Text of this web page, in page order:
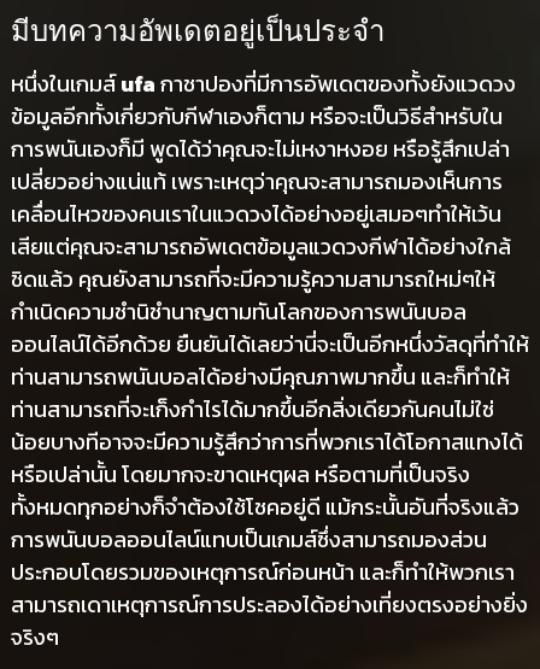
มีบทความอัพเดตอยู่เป็นประจำ
หนึ่งในเกมส์ufaกาชาปองที่มีการอัพเดตของทั้งยังแวดวง
ข้อมูลอีกทั้งเกี่ยวกับกีฬาเองก็ตาม หรือจะเป็นวิธีสำหรับใน
การพนันเองก็มี พูดได้ว่าคุณจะไม่เหงาหงอย หรือรู้สึกเปล่า
เปลี่ยวอย่างแน่แท้ เพราะเหตุว่าคุณจะสามารถมองเห็นการ
เคลื่อนไหวของคนเราในแวดวงได้อย่างอยู่เสมอๆทำให้เว้น
เสียแต่คุณจะสามารถอัพเดตข้อมูลแวดวงกีฬาได้อย่างใกล้
ชิดแล้ว คุณยังสามารถที่จะมีความรู้ความสามารถใหม่ๆให้
กำเนิดความชำนิชำนาญตามทันโลกของการพนันบอล
ออนไลน์ได้อีกด้วย ยืนยันได้เลยว่านี่จะเป็นอีกหนึ่งวัสดุที่ทำให้
ท่านสามารถพนันบอลได้อย่างมีคุณภาพมากขึ้น และก็ทำให้
ท่านสามารถที่จะเก็งกำไรได้มากขึ้นอีกสิ่งเดียวกันคนไม่ใช่
น้อยบางทีอาจจะมีความรู้สึกว่าการที่พวกเราได้โอกาสแทงได้
หรือเปล่านั้น โดยมากจะขาดเหตุผล หรือตามที่เป็นจริง
ทั้งหมดทุกอย่างก็จำต้องใช้โชคอยู่ดี แม้กระนั้นอันที่จริงแล้ว
การพนันบอลออนไลน์แทบเป็นเกมส์ซึ่งสามารถมองส่วน
ประกอบโดยรวมของเหตุการณ์ก่อนหน้า และก็ทำให้พวกเรา
สามารถเดาเหตุการณ์การประลองได้อย่างเที่ยงตรงอย่างยิ่ง
จริงๆ